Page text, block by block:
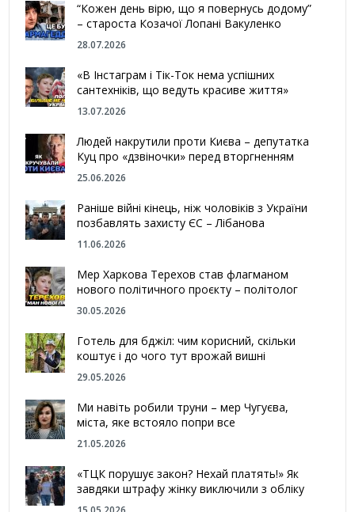
“Кожен день вірю, що я повернусь додому”
– староста Козачої Лопані Вакуленко
28.07.2026
«В Інстаграм і Тік-Ток нема успішних
сантехніків, що ведуть красиве життя»
13.07.2026
Людей накрутили проти Києва – депутатка
Куц про «дзвіночки» перед вторгненням
25.06.2026
Раніше війні кінець, ніж чоловіків з України
позбавлять захисту ЄС – Лібанова
11.06.2026
Мер Харкова Терехов став флагманом
нового політичного проєкту – політолог
30.05.2026
Готель для бджіл: чим корисний, скільки
коштує і до чого тут врожай вишні
29.05.2026
Ми навіть робили труни – мер Чугуєва,
міста, яке встояло попри все
21.05.2026
«ТЦК порушує закон? Нехай платять!» Як
завдяки штрафу жінку виключили з обліку